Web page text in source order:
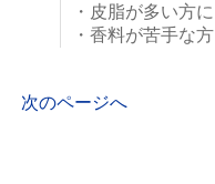
・皮脂が多い方に
・香料が苦手な方
次のページへ